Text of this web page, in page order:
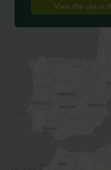
View the site in